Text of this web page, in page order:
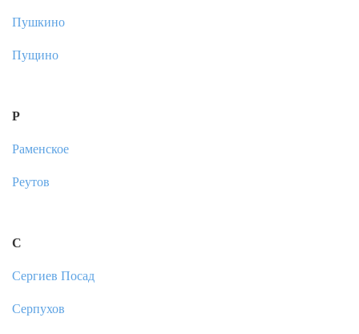
Пушкино
Пущино
Р
Раменское
Реутов
С
Сергиев Посад
Серпухов